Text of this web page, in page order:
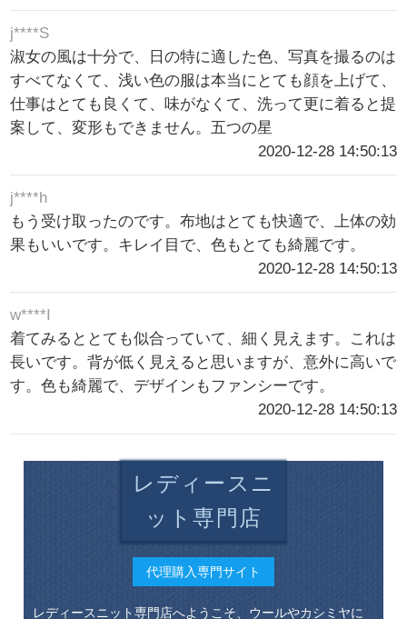
j****S
淑女の風は十分で、日の特に適した色、写真を撮るのは
すべてなくて、浅い色の服は本当にとても顔を上げて、
仕事はとても良くて、味がなくて、洗って更に着ると提
案して、変形もできません。五つの星
2020-12-28 14:50:13
j****h
もう受け取ったのです。布地はとても快適で、上体の効
果もいいです。キレイ目で、色もとても綺麗です。
2020-12-28 14:50:13
w****I
着てみるととても似合っていて、細く見えます。これは
長いです。背が低く見えると思いますが、意外に高いで
す。色も綺麗で、デザインもファンシーです。
2020-12-28 14:50:13
レディースニ
ット専門店
代理購入専門サイト
レディースニット専門店へようこそ、ウールやカシミヤに